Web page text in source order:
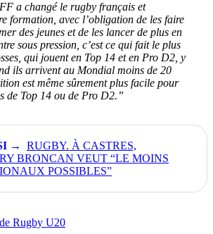
a changé le rugby français et
formation, avec l’obligation de les faire
des jeunes et de les lancer de plus en
sous pression, c’est ce qui fait le plus
qui jouent en Top 14 et en Pro D2, y
ils arrivent au Mondial moins de 20
est même sûrement plus facile pour
de Top 14 ou de Pro D2.”
RUGBY. À CASTRES,
BRONCAN VEUT “LE MOINS
POSSIBLES”
Rugby U20